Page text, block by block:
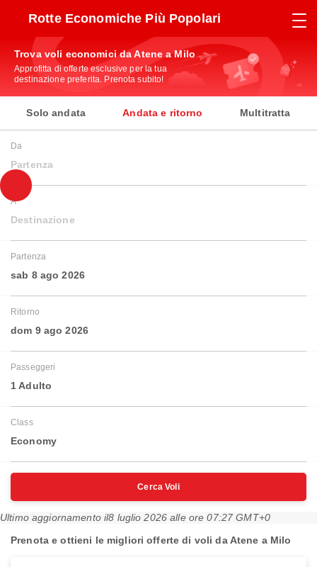
Rotte Economiche Più Popolari
Trova voli economici da Atene a Milo
Approfitta di offerte esclusive per la tua
destinazione preferita. Prenota subito!
Solo andata Andata e ritorno Multitratta
Da
Partenza
A
Destinazione
Partenza
sab 8 ago 2026
Ritorno
dom 9 ago 2026
Passeggeri
1 Adulto
Class
Economy
Cerca Voli
Ultimo aggiornamento il8 luglio 2026 alle ore 07:27 GMT+0
Prenota e ottieni le migliori offerte di voli da Atene a Milo